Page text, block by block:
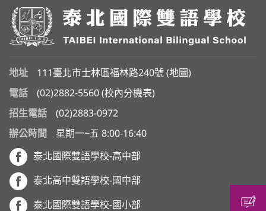
地址 111臺北市士林區福林路240號 (地圖 )
電話
(02)2882-5560 (校內分機表)
招生電話
(02)2883-0972
辦公時間
星期一~五 8:00-16:40
泰北國際雙語學校-高中部
泰北高中雙語學校-國中部
泰北國際雙語學校-國小部